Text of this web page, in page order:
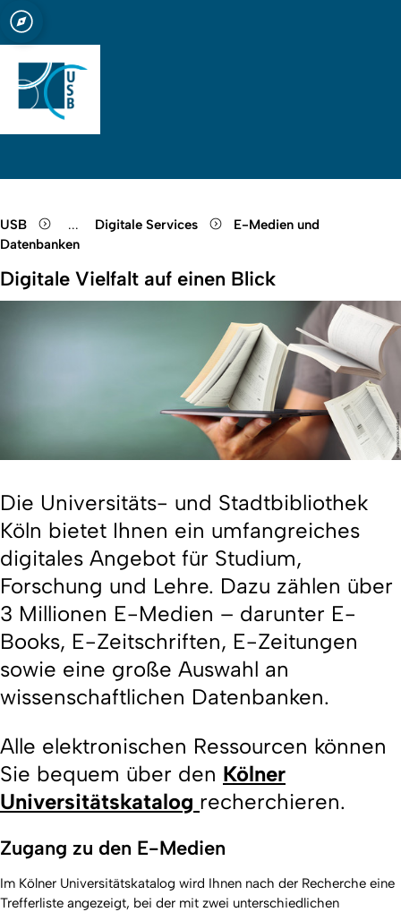
Köln
Open quicklink menu
USB Show remaining breadcrumb items
... Digitale Services
E-Medien und
Datenbanken
Digitale Vielfalt auf einen Blick
Die Universitäts- und Stadtbibliothek
Köln bietet Ihnen ein umfangreiches
digitales Angebot für Studium,
Forschung und Lehre. Dazu zählen über
3 Millionen E-Medien – darunter E-
Books, E-Zeitschriften, E-Zeitungen
sowie eine große Auswahl an
wissenschaftlichen Datenbanken.
Alle elektronischen Ressourcen können
Sie bequem über den Kölner
Universitätskatalog recherchieren.
Zugang zu den E-Medien
Im Kölner Universitätskatalog wird Ihnen nach der Recherche eine
Trefferliste angezeigt, bei der mit zwei unterschiedlichen